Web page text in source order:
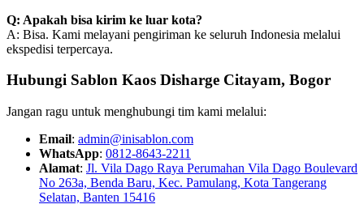
Q: Apakah bisa kirim ke luar kota?
A: Bisa. Kami melayani pengiriman ke seluruh Indonesia melalui
ekspedisi terpercaya.
Hubungi Sablon Kaos Disharge Citayam, Bogor
Jangan ragu untuk menghubungi tim kami melalui:
Email: admin@inisablon.com
WhatsApp: 0812-8643-2211
Alamat: Jl. Vila Dago Raya Perumahan Vila Dago Boulevard
No 263a, Benda Baru, Kec. Pamulang, Kota Tangerang
Selatan, Banten 15416